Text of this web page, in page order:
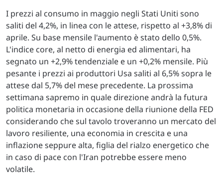
I prezzi al consumo in maggio negli Stati Uniti sono
saliti del 4,2%, in linea con le attese, rispetto al +3,8% di
aprile. Su base mensile l'aumento è stato dello 0,5%.
L'indice core, al netto di energia ed alimentari, ha
segnato un +2,9% tendenziale e un +0,2% mensile. Più
pesante i prezzi ai produttori Usa saliti al 6,5% sopra le
attese dal 5,7% del mese precedente. La prossima
settimana sapremo in quale direzione andrà la futura
politica monetaria in occasione della riunione della FED
considerando che sul tavolo troveranno un mercato del
lavoro resiliente, una economia in crescita e una
inflazione seppure alta, figlia del rialzo energetico che
in caso di pace con l'Iran potrebbe essere meno
volatile.